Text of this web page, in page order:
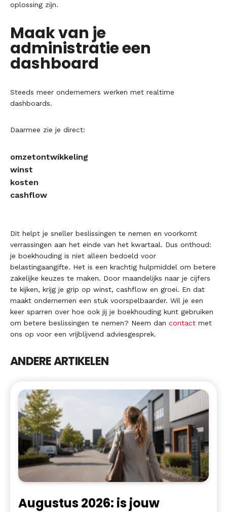
oplossing zijn.
Maak van je
administratie een
dashboard
Steeds meer ondernemers werken met realtime
dashboards.
Daarmee zie je direct:
omzetontwikkeling
winst
kosten
cashflow
Dit helpt je sneller beslissingen te nemen en voorkomt
verrassingen aan het einde van het kwartaal. Dus onthoud:
je boekhouding is niet alleen bedoeld voor
belastingaangifte. Het is een krachtig hulpmiddel om betere
zakelijke keuzes te maken. Door maandelijks naar je cijfers
te kijken, krijg je grip op winst, cashflow en groei. En dat
maakt ondernemen een stuk voorspelbaarder. Wil je een
keer sparren over hoe ook jij je boekhouding kunt gebruiken
om betere beslissingen te nemen? Neem dan contact met
ons op voor een vrijblijvend adviesgesprek.
ANDERE ARTIKELEN
Augustus 2026: is jouw